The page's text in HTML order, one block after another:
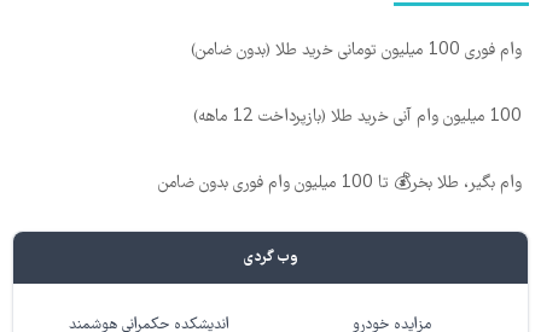
وام فوری 100 میلیون تومانی خرید طلا (بدون ضامن)
100 میلیون وام آنی خرید طلا (بازپرداخت 12 ماهه)
وام بگیر، طلا بخر💰 تا 100 میلیون وام فوری بدون ضامن
وب گردی
مزایده خودرو اندیشکده حکمرانی هوشمند